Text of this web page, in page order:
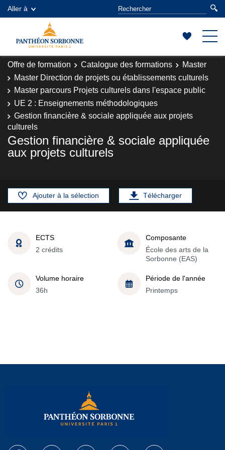
Aller à
Offre de formation Catalogue des formations
Master
Master Direction de projets ou établissements culturels
Master parcours Projets culturels dans l'espace public
UE 2 : Enseignements méthodologiques
Gestion financière & sociale appliquée aux projets
culturels
Gestion financière & sociale appliquée
aux projets culturels
Ajouter à la sélection Télécharger
ECTS
2 crédits
Composante
École des arts de la
Sorbonne (EAS)
Volume horaire
36h
Période de l'année
Printemps